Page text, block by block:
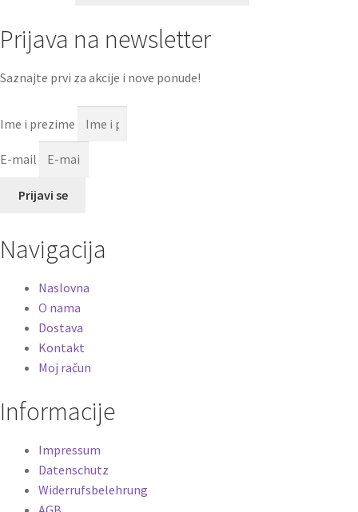
Prijava na newsletter
Saznajte prvi za akcije i nove ponude!
Ime i prezime
E-mail
Prijavi se
Navigacija
Naslovna
O nama
Dostava
Kontakt
Moj račun
Informacije
Impressum
Datenschutz
Widerrufsbelehrung